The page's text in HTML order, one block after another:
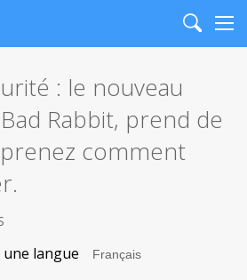
Search
: le nouveau
Rabbit, prend de
comment
langue